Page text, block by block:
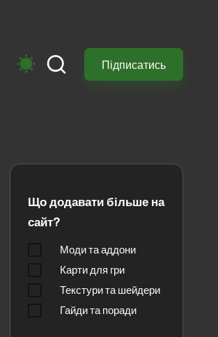
Підписатись
Що додавати більше на
сайт?
Моди та аддони
Карти для гри
Текстури та шейдери
Гайди та поради